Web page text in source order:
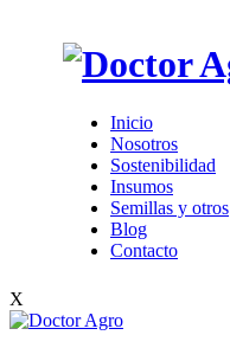
Inicio
Nosotros
Sostenibilidad
Insumos
Semillas y otros
Blog
Contacto
X